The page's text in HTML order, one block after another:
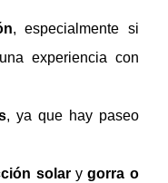
, especialmente si
experiencia con
, ya que hay paseo
solarygorra o